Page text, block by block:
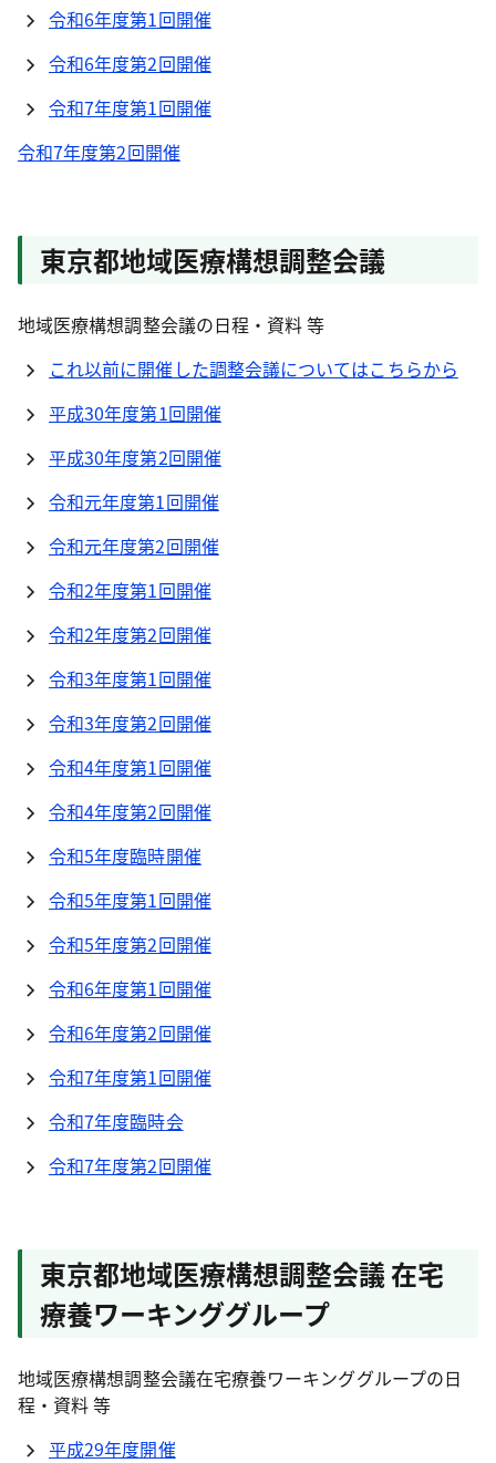
令和6年度第1回開催
令和6年度第2回開催
令和7年度第1回開催
令和7年度第2回開催
東京都地域医療構想調整会議
地域医療構想調整会議の日程・資料 等
これ以前に開催した調整会議についてはこちらから
平成30年度第1回開催
平成30年度第2回開催
令和元年度第1回開催
令和元年度第2回開催
令和2年度第1回開催
令和2年度第2回開催
令和3年度第1回開催
令和3年度第2回開催
令和4年度第1回開催
令和4年度第2回開催
令和5年度臨時開催
令和5年度第1回開催
令和5年度第2回開催
令和6年度第1回開催
令和6年度第2回開催
令和7年度第1回開催
令和7年度臨時会
令和7年度第2回開催
東京都地域医療構想調整会議 在宅
療養ワーキンググループ
地域医療構想調整会議在宅療養ワーキンググループの日
程・資料 等
平成29年度開催